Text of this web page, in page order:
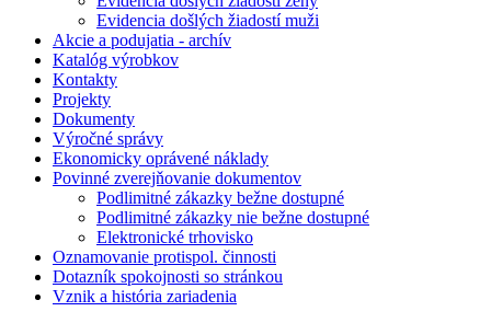
Evidencia došlých žiadostí muži
Akcie a podujatia - archív
Katalóg výrobkov
Kontakty
Projekty
Dokumenty
Výročné správy
Ekonomicky oprávené náklady
Povinné zverejňovanie dokumentov
Podlimitné zákazky bežne dostupné
Podlimitné zákazky nie bežne dostupné
Elektronické trhovisko
Oznamovanie protispol. činnosti
Dotazník spokojnosti so stránkou
Vznik a história zariadenia